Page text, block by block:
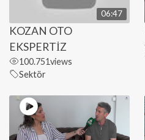
06:47
KOZAN OTO
EKSPERTİZ
100.751views
Sektör